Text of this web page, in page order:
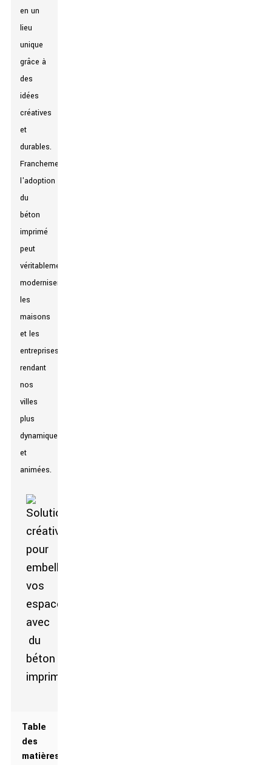
en un
lieu
unique
grâce à
des
idées
créatives
et
durables.
Franchement,
l'adoption
du
béton
imprimé
peut
véritablement
moderniser
les
maisons
et les
entreprises,
rendant
nos
villes
plus
dynamiques
et
animées.
Table
des
matières